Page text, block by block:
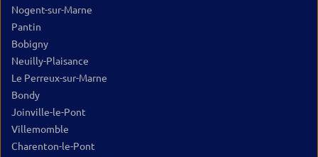
Nogent-sur-Marne
Pantin
Bobigny
Neuilly-Plaisance
Le Perreux-sur-Marne
Bondy
Joinville-le-Pont
Villemomble
Charenton-le-Pont